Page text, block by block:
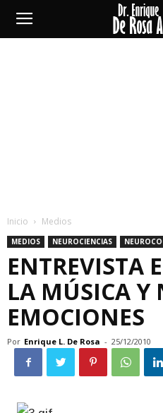
Enrique
Inicio Medios
MEDIOS NEUROCIENCIAS
ENTREVISTA
LA MÚSICA Y
EMOCIONES
Por Enrique L. De Rosa - 25/12/2010